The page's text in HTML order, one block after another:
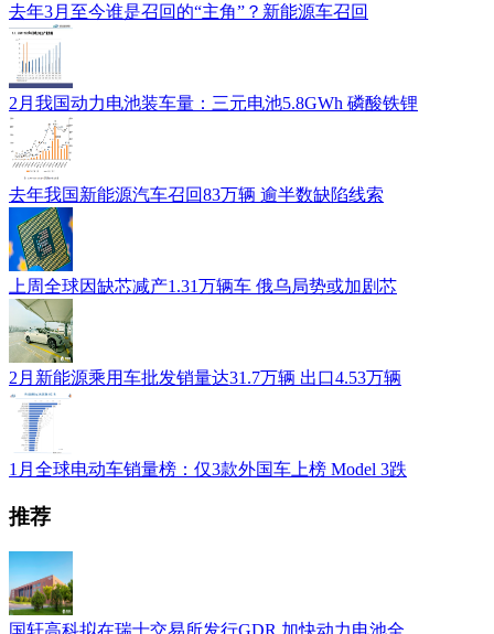
去年3月至今谁是召回的“主角”？新能源车召回
2月我国动力电池装车量：三元电池5.8GWh 磷酸铁锂
去年我国新能源汽车召回83万辆 逾半数缺陷线索
上周全球因缺芯减产1.31万辆车 俄乌局势或加剧芯
2月新能源乘用车批发销量达31.7万辆 出口4.53万辆
1月全球电动车销量榜：仅3款外国车上榜 Model 3跌
推荐